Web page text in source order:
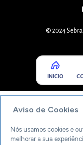
© 2024
INICIO
Aviso de Cookies
Nós usamos cookies e
melhorar a sua